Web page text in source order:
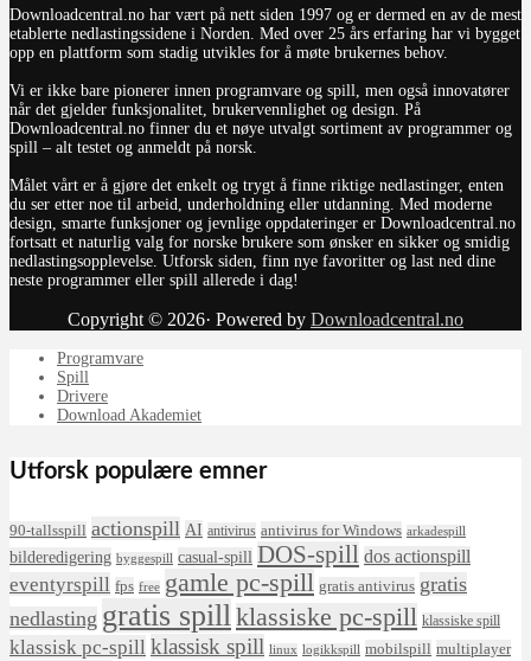
Downloadcentral.no har vært på nett siden 1997 og er dermed en av de mest
etablerte nedlastingssidene i Norden. Med over 25 års erfaring har vi bygget
opp en plattform som stadig utvikles for å møte brukernes behov.
Vi er ikke bare pionerer innen programvare og spill, men også innovatører
når det gjelder funksjonalitet, brukervennlighet og design. På
Downloadcentral.no finner du et nøye utvalgt sortiment av programmer og
spill – alt testet og anmeldt på norsk.
Målet vårt er å gjøre det enkelt og trygt å finne riktige nedlastinger, enten
du ser etter noe til arbeid, underholdning eller utdanning. Med moderne
design, smarte funksjoner og jevnlige oppdateringer er Downloadcentral.no
fortsatt et naturlig valg for norske brukere som ønsker en sikker og smidig
nedlastingsopplevelse. Utforsk siden, finn nye favoritter og last ned dine
neste programmer eller spill allerede i dag!
Copyright © 2026· Powered by Downloadcentral.no
Programvare
Spill
Drivere
Download Akademiet
Utforsk populære emner
90-tallsspill actionspill AI antivirus antivirus for Windows arkadespill
bilderedigering byggespill casual-spill DOS-spill dos actionspill
eventyrspill fps free gamle pc-spill gratis antivirus gratis
nedlasting gratis spillklassiske pc-spill klassiske spill
klassisk pc-spill klassisk spill linux logikkspill mobilspill multiplayer